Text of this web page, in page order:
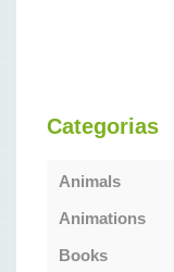
Categorias
Animals
Animations
Books